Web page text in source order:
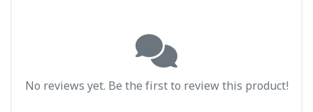
No reviews yet. Be the first to review this product!